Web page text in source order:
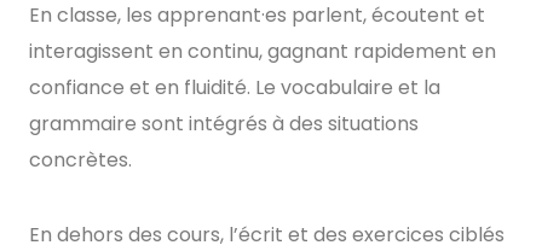
En classe, les apprenant·es parlent, écoutent et
interagissent en continu, gagnant rapidement en
confiance et en fluidité. Le vocabulaire et la
grammaire sont intégrés à des situations
concrètes.
En dehors des cours, l’écrit et des exercices ciblés